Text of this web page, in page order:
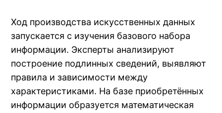
Ход производства искусственных данных
запускается с изучения базового набора
информации. Эксперты анализируют
построение подлинных сведений, выявляют
правила и зависимости между
характеристиками. На базе приобретённых
информации образуется математическая